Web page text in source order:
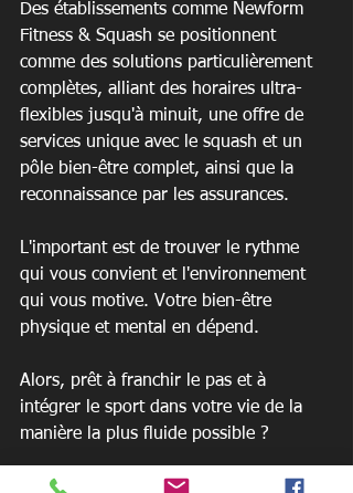
Des établissements comme Newform
Fitness & Squash se positionnent
comme des solutions particulièrement
complètes, alliant des horaires ultra-
flexibles jusqu'à minuit, une offre de
services unique avec le squash et un
pôle bien-être complet, ainsi que la
reconnaissance par les assurances.
L'important est de trouver le rythme
qui vous convient et l'environnement
qui vous motive. Votre bien-être
physique et mental en dépend.
Alors, prêt à franchir le pas et à
intégrer le sport dans votre vie de la
manière la plus fluide possible ?
N'hésitez plus et venez découvrir un